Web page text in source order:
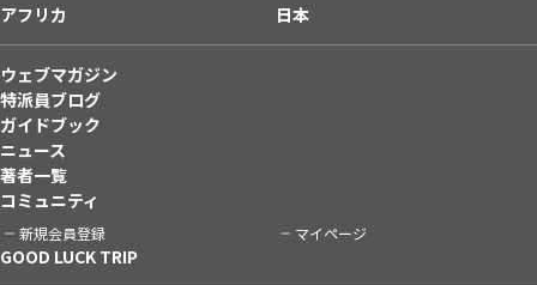
アフリカ
日本
ウェブマガジン
特派員ブログ
ガイドブック
ニュース
著者一覧
コミュニティ
新規会員登録 マイページ
GOOD LUCK TRIP